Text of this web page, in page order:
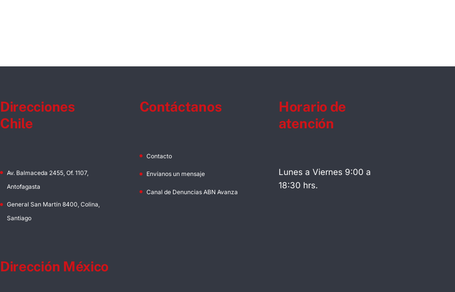
Direcciones
Chile
Av. Balmaceda 2455, Of. 1107,
Antofagasta
General San Martín 8400, Colina,
Santiago
Dirección México
Contáctanos
Contacto
Envíanos un mensaje
Canal de Denuncias ABN Avanza
Horario de
atención
Lunes a Viernes 9:00 a
18:30 hrs.